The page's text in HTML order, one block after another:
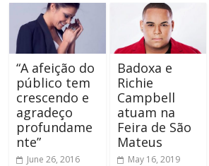
“A afeição do
público tem
crescendo e
agradeço
profundame
nte”
June 26, 2016
Badoxa e
Richie
Campbell
atuam na
Feira de São
Mateus
May 16, 2019